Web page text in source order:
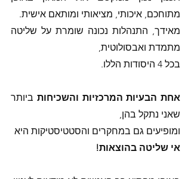
מתוחכם, איכותי, מציאותי ומותאם אישית.
מתמדת ואבסולוטית,
בכל 4 היסודות הללו.
אחת הבעיות המרכזיות והשכיחות
שאני נתקל בהן,
ומופיעים גם במחקרים והסטטיסטיקות היא
אי שליטה בהוצאות!